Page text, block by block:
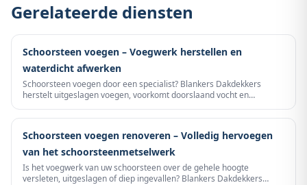
Gerelateerde diensten
Schoorsteen voegen – Voegwerk herstellen en
waterdicht afwerken
Schoorsteen voegen door een specialist? Blankers Dakdekkers
herstelt uitgeslagen voegen, voorkomt doorslaand vocht en
waterdichte aansluiting.
Schoorsteen voegen renoveren – Volledig hervoegen
van het schoorsteenmetselwerk
Is het voegwerk van uw schoorsteen over de gehele hoogte
versleten, uitgeslagen of diep ingevallen? Blankers Dakdekkers